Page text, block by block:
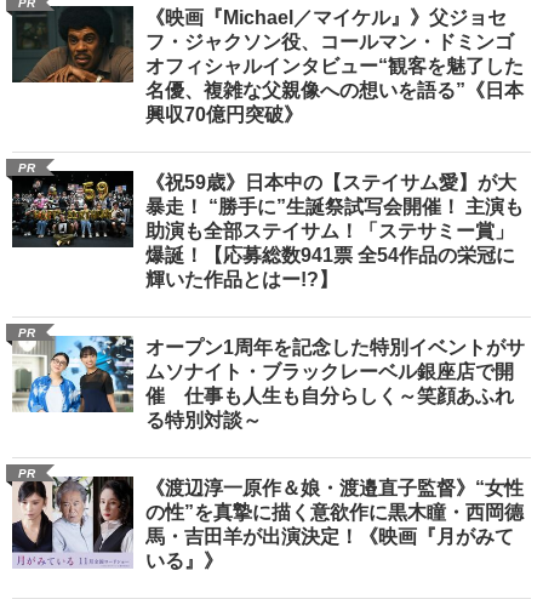
PR
《映画『Michael／マイケル』》父ジョセ
フ・ジャクソン役、コールマン・ドミンゴ
オフィシャルインタビュー“観客を魅了した
名優、複雑な父親像への想いを語る”《日本
興収70億円突破》
PR
《祝59歳》日本中の【ステイサム愛】が大
暴走！ “勝手に”生誕祭試写会開催！ 主演も
助演も全部ステイサム！「ステサミー賞」
爆誕！【応募総数941票 全54作品の栄冠に
輝いた作品とはー!?】
PR
オープン1周年を記念した特別イベントがサ
ムソナイト・ブラックレーベル銀座店で開
催 仕事も人生も自分らしく～笑顔あふれ
る特別対談～
PR
《渡辺淳一原作＆娘・渡邉直子監督》“女性
の性”を真摯に描く意欲作に黒木瞳・西岡德
馬・吉田羊が出演決定！《映画『月がみて
いる』》